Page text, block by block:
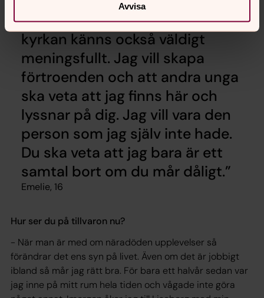
Avvisa
Mitt arbete med barn och unga i
kyrkan känns också väldigt
meningsfullt. Jag vill skapa
förtroenden och att andra unga
ska veta att jag finns här och
lyssnar på dig. Jag vill vara den
person som jag själv inte hade.
Du ska veta att jag bara är ett
samtal bort om du mår dåligt.
Emelie, 16
Hur ser du på tillvaron nu?
- När man är med om näradöden upplevelser så
förändrar det ens syn på livet. Även om det är jobbigt
ibland så mår jag rätt bra. För bara ett halvår sedan var
jag inne på mitt rum hela tiden och vågade inte göra